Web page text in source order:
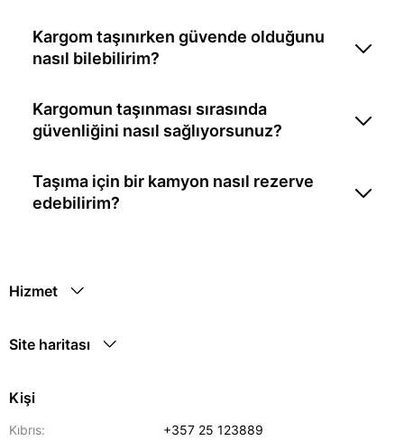
Kargom taşınırken güvende olduğunu
nasıl bilebilirim?
Kargomun taşınması sırasında
güvenliğini nasıl sağlıyorsunuz?
Taşıma için bir kamyon nasıl rezerve
edebilirim?
Hizmet
Site haritası
Kişi
Kıbrıs:
+357 25 123889